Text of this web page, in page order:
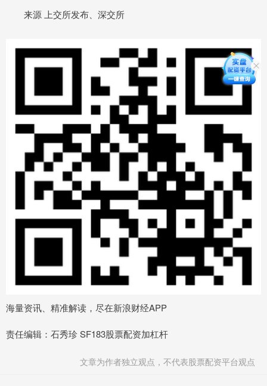
来源 上交所发布、深交所
海量资讯、精准解读，尽在新浪财经APP
责任编辑：石秀珍 SF183股票配资加杠杆
文章为作者独立观点，不代表股票配资平台观点